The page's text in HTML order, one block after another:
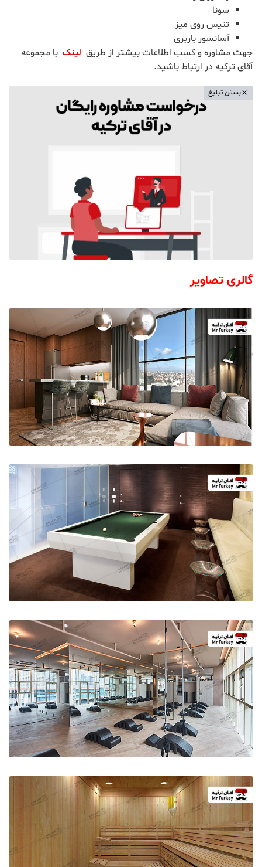
سونا
تنیس روی میز
آسانسور باربری
جهت مشاوره و کسب اطلاعات بیشتر از طریق لینک با مجموعه
آقای ترکیه در ارتباط باشید.
بستن تبلیغ
گالری تصاویر